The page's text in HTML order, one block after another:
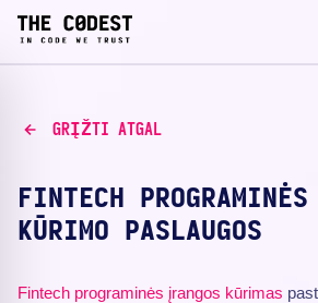
GRĮŽTI ATGAL
FINTECH
KŪRIMO PASLAUGOS
Fintech programinės įrangos kūrimas